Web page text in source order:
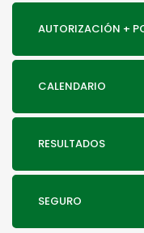
AUTORIZACIÓN +
CALENDARIO
RESULTADOS
SEGURO